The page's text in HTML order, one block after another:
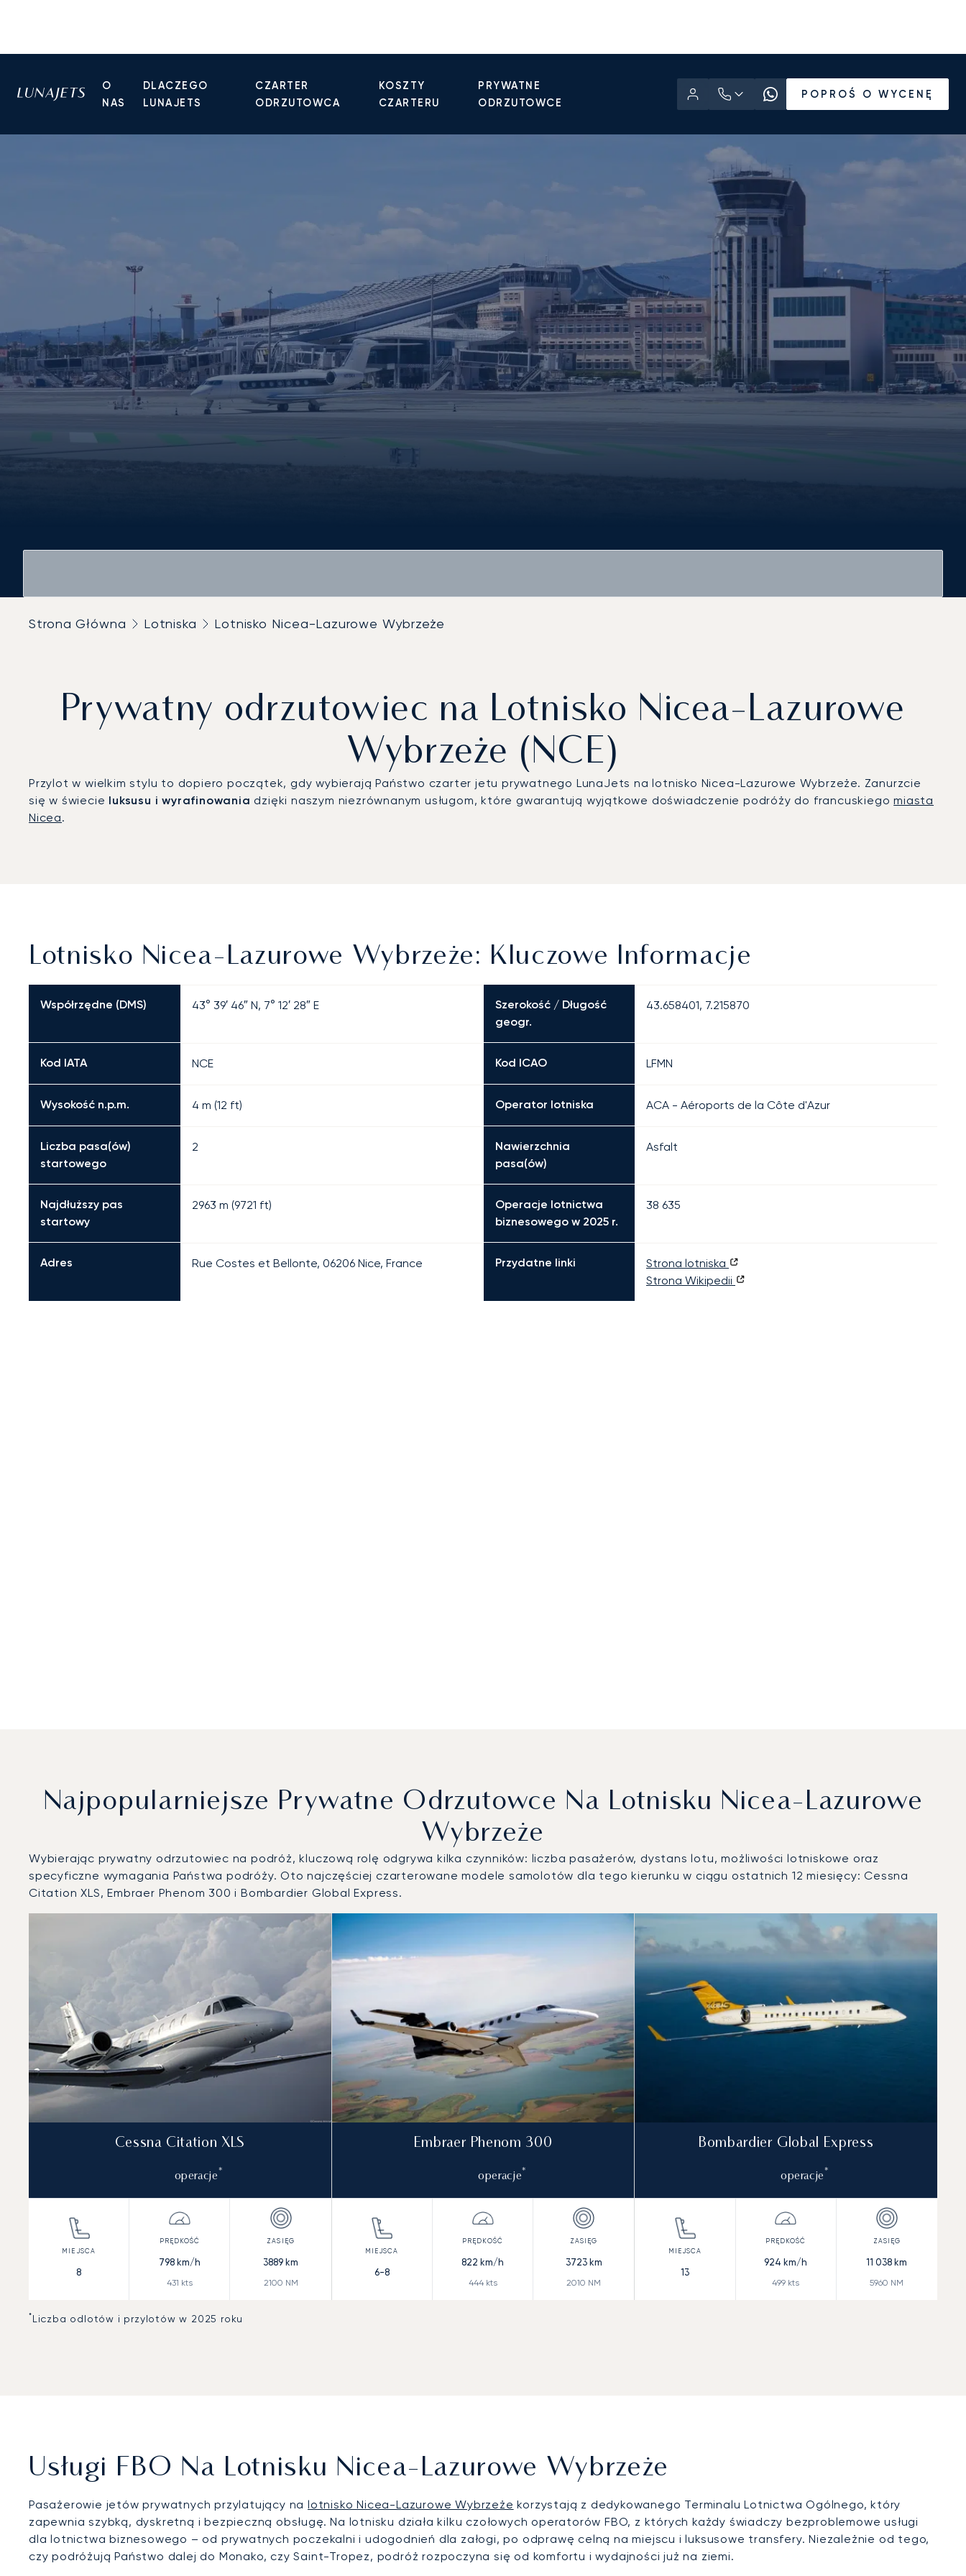
O
NAS
DLACZEGO
LUNAJETS
CZARTER
ODRZUTOWCA
KOSZTY
CZARTERU
PRYWATNE
ODRZUTOWCE
POPROŚ O WYCENĘ
Strona Główna Lotniska Lotnisko Nicea-Lazurowe Wybrzeże
Prywatny odrzutowiec na Lotnisko Nicea-Lazurowe
Wybrzeże (NCE)
Przylot w wielkim stylu to dopiero początek, gdy wybierają Państwo czarter jetu prywatnego LunaJets na lotnisko Nicea-Lazurowe Wybrzeże. Zanurzcie
się w świecie luksusu i wyrafinowania dzięki naszym niezrównanym usługom, które gwarantują wyjątkowe doświadczenie podróży do francuskiegomiasta
Nicea.
Lotnisko Nicea-Lazurowe Wybrzeże: Kluczowe Informacje
Współrzędne (DMS) 43° 39′ 46″ N, 7° 12′ 28″ E
Szerokość / Długość
geogr.
43.658401, 7.215870
Kod IATA NCE Kod ICAO LFMN
Wysokość n.p.m. 4 m (12 ft) Operator lotniska ACA - Aéroports de la Côte d'Azur
Liczba pasa(ów)
startowego
2
Nawierzchnia
pasa(ów)
Asfalt
Najdłuższy pas
startowy
2963 m (9721 ft)
Operacje lotnictwa
biznesowego w 2025 r.
38 635
Adres Rue Costes et Bellonte, 06206 Nice, France Przydatne linki
Strona lotniska
Strona Wikipedii
Najpopularniejsze Prywatne Odrzutowce Na Lotnisku Nicea-Lazurowe
Wybrzeże
Wybierając prywatny odrzutowiec na podróż, kluczową rolę odgrywa kilka czynników: liczba pasażerów, dystans lotu, możliwości lotniskowe oraz
specyficzne wymagania Państwa podróży. Oto najczęściej czarterowane modele samolotów dla tego kierunku w ciągu ostatnich 12 miesięcy: Cessna
Citation XLS, Embraer Phenom 300 i Bombardier Global Express.
Lotnisko Nicea-Lazurowe Wybrzeże : 3 najpopularniejsze modele statków powietrznych według liczby operacji lotniczych w 2025 roku
Model samolotuOperacje lotnicze w 2025 r.
Prędkość (km/h)
Prędkość (węzły)
Zasięg (NM)
Cessna Citation XLS
operacje *
8
798km/h
431 kts
3889 km
2100 NM
Embraer Phenom 300
operacje *
6-8
822 km/h
444kts
3723km
2010 NM
Bombardier Global Express
operacje *
13
924 km/h
499 kts
11 038 km
5960 NM
*Liczba odlotów i przylotów w 2025 roku
Usługi FBO Na Lotnisku Nicea-Lazurowe Wybrzeże
Pasażerowie jetów prywatnych przylatujący na lotnisko Nicea-Lazurowe Wybrzeże korzystają z dedykowanego Terminalu Lotnictwa Ogólnego, który
zapewnia szybką, dyskretną i bezpieczną obsługę. Na lotnisku działa kilku czołowych operatorów FBO, z których każdy świadczy bezproblemowe usługi
dla lotnictwa biznesowego – od prywatnych poczekalni i udogodnień dla załogi, po odprawę celną na miejscu i luksusowe transfery. Niezależnie od tego,
czy podróżują Państwo dalej do Monako, czy Saint-Tropez, podróż rozpoczyna się od komfortu i wydajności już na ziemi.